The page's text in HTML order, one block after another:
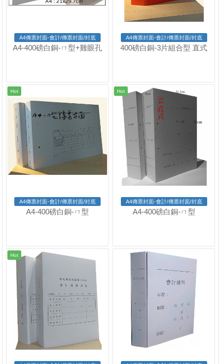
A4傳票封面-會計/傳票封面/封底
A4-400磅白銅-ㄇ型+雞眼孔
A4傳票封面-會計/傳票封面/封底
400磅白銅-3片組合型 直式
Hot
A4傳票封面-會計/傳票封面/封底
A4-400磅白銅-ㄇ型
Hot
A4傳票封面-會計/傳票封面/封底
A4-400磅白銅-ㄇ型
Hot